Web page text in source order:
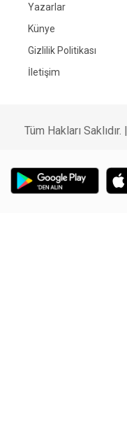
Yazarlar
Künye
Gizlilik Politikası
İletişim
Tüm Hakları Saklıdır. |